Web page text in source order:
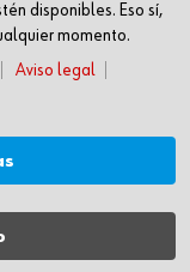
disponibles. Eso sí,
momento.
Aviso legal